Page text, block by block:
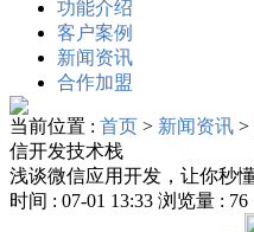
功能介绍
客户案例
新闻资讯
合作加盟
当前位置 : 首页 > 新闻资讯 >
信开发技术栈
浅谈微信应用开发，让你秒
时间 : 07-01 13:33 浏览量 : 76